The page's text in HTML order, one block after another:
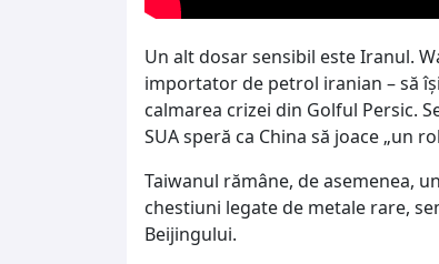
Un alt dosar sensibil este Iranul.
importator de petrol iranian – să
calmarea crizei din Golful Persic.
SUA speră ca China să joace „un
Taiwanul rămâne, de asemenea,
chestiuni legate de metale rare,
Beijingului.